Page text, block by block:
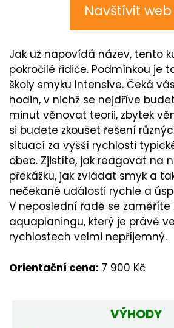
Navštívit
Jak už napovídá název, tento
pokročilé řidiče. Podmínkou je
školy smyku Intensive. Čeká
hodin, v nichž se nejdříve
minut věnovat teorii, zbytek
si budete zkoušet řešení
situací za vyšší rychlosti
obec. Zjistíte, jak reagovat na
překážku, jak zvládat smyk a
nečekané události rychle a
V neposlední řadě se
aquaplaningu, který je právě
rychlostech velmi nepříjemný.
Orientační cena: 7 900 Kč
VÝHODY